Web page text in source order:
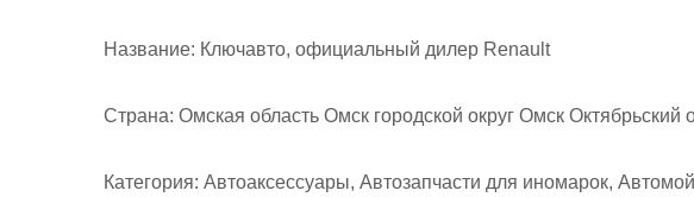
Название: Ключавто, официальный дилер Renault
Страна: Омская область Омск городской округ Омск Октябрьский
Категория: Автоаксессуары, Автозапчасти для иномарок,